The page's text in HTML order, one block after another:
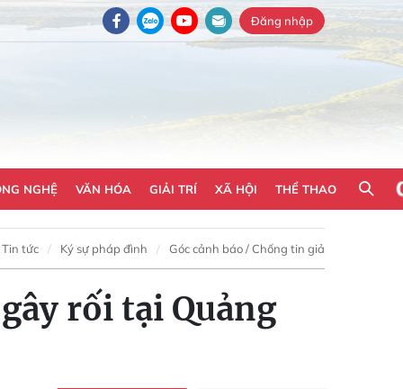
Đăng nhập
NGHỆ VĂN HÓA GIẢI TRÍ XÃ HỘI THỂ THAO
Tin tức Ký sự pháp đình Góc cảnh báo / Chống tin giả
rối tại Quảng